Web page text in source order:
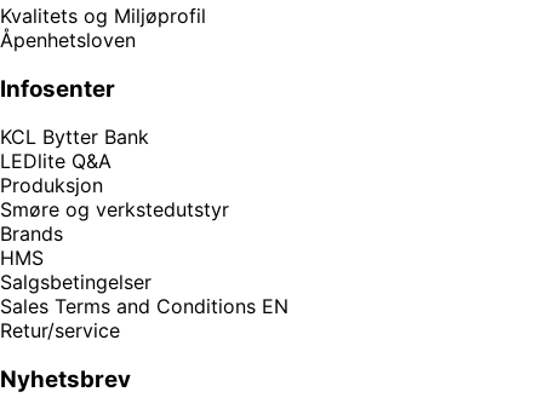
Kvalitets og Miljøprofil
Åpenhetsloven
Infosenter
KCL Bytter Bank
LEDlite Q&A
Produksjon
Smøre og verkstedutstyr
Brands
HMS
Salgsbetingelser
Sales Terms and Conditions EN
Retur/service
Nyhetsbrev